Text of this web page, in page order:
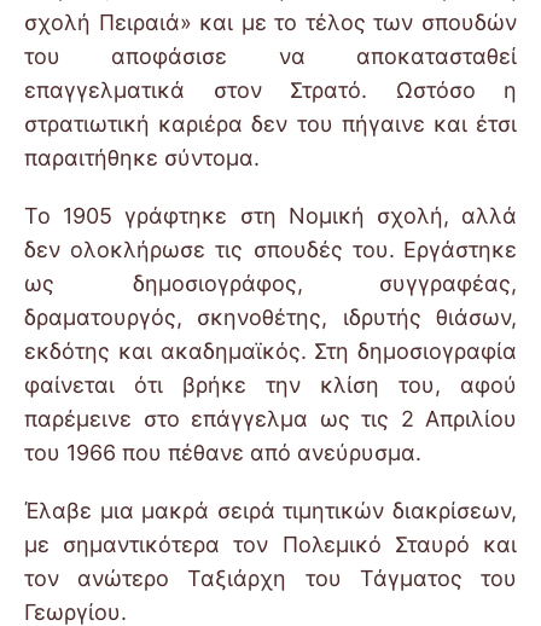
σχολή Πειραιά» και με το τέλος των σπουδών
του αποφάσισε να αποκατασταθεί
επαγγελματικά στον Στρατό. Ωστόσο η
στρατιωτική καριέρα δεν του πήγαινε και έτσι
παραιτήθηκε σύντομα.
Το 1905 γράφτηκε στη Νομική σχολή, αλλά
δεν ολοκλήρωσε τις σπουδές του. Εργάστηκε
ως δημοσιογράφος,
συγγραφέας,
δραματουργός, σκηνοθέτης, ιδρυτής θιάσων,
εκδότης και ακαδημαϊκός. Στη δημοσιογραφία
φαίνεται ότι βρήκε την κλίση του, αφού
παρέμεινε στο επάγγελμα ως τις 2 Απριλίου
του 1966 που πέθανε από ανεύρυσμα.
Έλαβε μια μακρά σειρά τιμητικών διακρίσεων,
με σημαντικότερα τον Πολεμικό Σταυρό και
τον ανώτερο Ταξιάρχη του Τάγματος του
Γεωργίου.